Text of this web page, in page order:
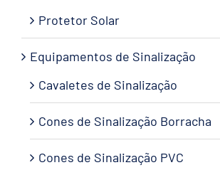
Protetor Solar
Equipamentos de Sinalização
Cavaletes de Sinalização
Cones de Sinalização Borracha
Cones de Sinalização PVC